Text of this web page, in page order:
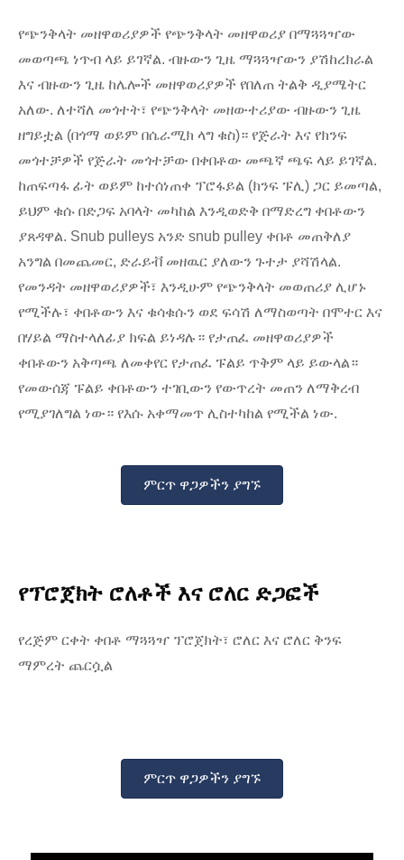
የጭንቅላት መዘዋወሪያዎች የጭንቅላት መዘዋወሪያ በማጓጓዣው
መወጣጫ ነጥብ ላይ ይገኛል. ብዙውን ጊዜ ማጓጓዣውን ያሽከረክራል
እና ብዙውን ጊዜ ከሌሎች መዘዋወሪያዎች የበለጠ ትልቅ ዲያሜትር
አለው. ለተሻለ መጎተት፣ የጭንቅላት መዘውተሪያው ብዙውን ጊዜ
ዘግይቷል (በጎማ ወይም በሴራሚክ ላግ ቁስ)። የጅራት እና የክንፍ
መጎተቻዎች የጅራት መጎተቻው በቀበቶው መጫኛ ጫፍ ላይ ይገኛል.
ከጠፍጣፋ ፊት ወይም ከተሰነጠቀ ፕሮፋይል (ክንፍ ፑሊ) ጋር ይመጣል,
ይህም ቁሱ በድጋፍ አባላት መካከል እንዲወድቅ በማድረግ ቀበቶውን
ያጸዳዋል. Snub pulleys አንድ snub pulley ቀበቶ መጠቅለያ
አንግል በመጨመር, ድራይቭ መዘዉር ያለውን ጉተታ ያሻሽላል.
የመንዳት መዘዋወሪያዎች፣ እንዲሁም የጭንቅላት መወጠሪያ ሊሆኑ
የሚችሉ፣ ቀበቶውን እና ቁሳቁሱን ወደ ፍሳሽ ለማስወጣት በሞተር እና
በሃይል ማስተላለፊያ ክፍል ይነዳሉ። የታጠፈ መዘዋወሪያዎች
ቀበቶውን አቅጣጫ ለመቀየር የታጠፈ ፑልይ ጥቅም ላይ ይውላል።
የመውሰጃ ፑልይ ቀበቶውን ተገቢውን የውጥረት መጠን ለማቅረብ
የሚያገለግል ነው። የእሱ አቀማመጥ ሊስተካከል የሚችል ነው.
ምርጥ ዋጋዎችን ያግኙ
የፕሮጀክት ሮለቶች እና ሮለር ድጋፎች
የረጅም ርቀት ቀበቶ ማጓጓዣ ፕሮጀክት፣ ሮለር እና ሮለር ቅንፍ
ማምረት ጨርሷል
ምርጥ ዋጋዎችን ያግኙ